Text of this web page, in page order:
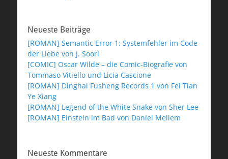
Neueste Beiträge
[ROMAN] Semantic Error 1: Systemfehler im Code
der Liebe von J. Soori
[COMIC] Oscar Wilde – die Comic-Biografie von
Tommaso Vitiello und Licia Cascione
[ROMAN] Dinghai Fusheng Records 1 von Fei Tian
Ye Xiang
[ROMAN] Legend of the White Snake von Sher Lee
[ROMAN] Einstein im Bad von Daniel Mellem
Neueste Kommentare